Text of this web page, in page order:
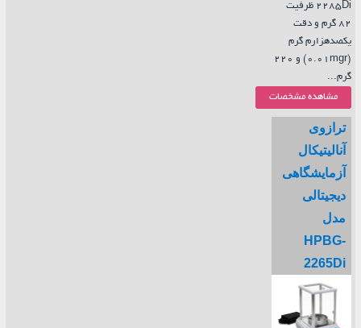
2285Di ظرفیت
82 گرم و دقت
یکصدهزارم گرم
(0.01mgr) و 220
گرم...
مشاهده مشخصات
ترازوی
آنالیتیکال
آزمایشگاهی
دیجیتالی
مدل
HPBG-
2265Di